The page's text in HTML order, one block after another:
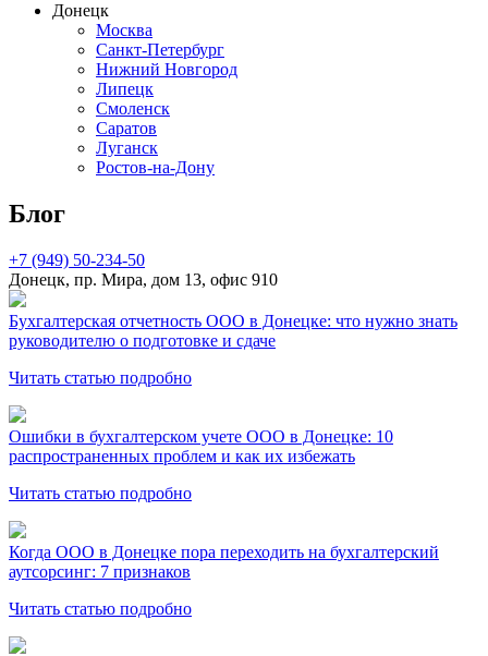
Донецк
Москва
Санкт-Петербург
Нижний Новгород
Липецк
Смоленск
Саратов
Луганск
Ростов-на-Дону
Блог
+7 (949) 50-234-50
Донецк, пр. Мира, дом 13, офис 910
Бухгалтерская отчетность ООО в Донецке: что нужно знать
руководителю о подготовке и сдаче
Читать статью подробно
Ошибки в бухгалтерском учете ООО в Донецке: 10
распространенных проблем и как их избежать
Читать статью подробно
Когда ООО в Донецке пора переходить на бухгалтерский
аутсорсинг: 7 признаков
Читать статью подробно